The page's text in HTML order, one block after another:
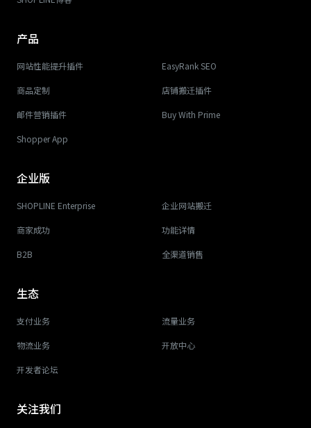
产品
网站性能提升插件 EasyRank SEO
商品定制 店铺搬迁插件
邮件营销插件 Buy With Prime
Shopper App
企业版
SHOPLINE Enterprise 企业网站搬迁
商家成功 功能详情
B2B 全渠道销售
生态
支付业务 流量业务
物流业务 开放中心
开发者论坛
关注我们